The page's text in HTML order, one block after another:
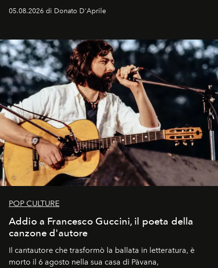
Kate, Claudia e Carla una dietro l'altra. Trent'anni dopo,
uno dei documenti più contemporanei che abbiamo.
05.08.2026 di Donato D'Aprile
POP CULTURE
Addio a Francesco Guccini, il poeta della
canzone d'autore
Il cantautore che trasformò la ballata in letteratura, è
morto il 6 agosto nella sua casa di Pàvana,